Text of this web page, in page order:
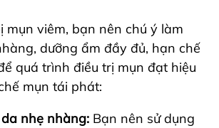
mụn viêm, bạn nên chú ý làm
dưỡng ẩm đầy đủ, hạn chế
quá trình điều trị mụn đạt hiệu
mụn tái phát:
nhẹ nhàng: Bạn nên sử dụng